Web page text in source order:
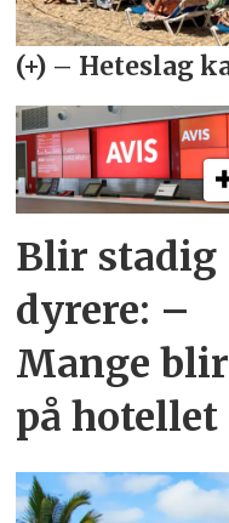
Blir stadig
dyrere: –
Mange blir
på hotellet